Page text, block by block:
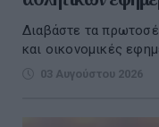
Διαβάστε τα
και οικονομικές
03 Αυγούστου 2026